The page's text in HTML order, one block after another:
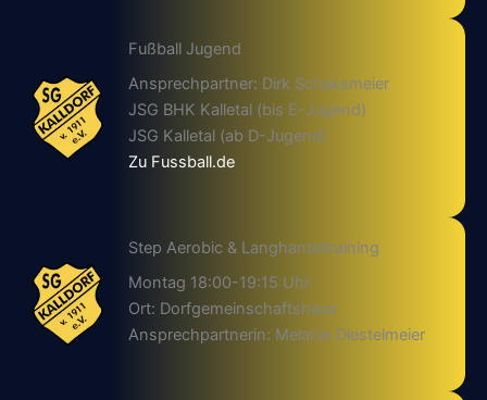
Fußball Jugend
Ansprechpartner: Dirk Schaksmeier
JSG BHK Kalletal (bis E-Jugend)
JSG Kalletal (ab D-Jugend)
Zu Fussball.de
Step Aerobic & Langhanteltraining
Montag 18:00-19:15 Uhr
Ort: Dorfgemeinschaftshaus
Ansprechpartnerin: Melanie Diestelmeier